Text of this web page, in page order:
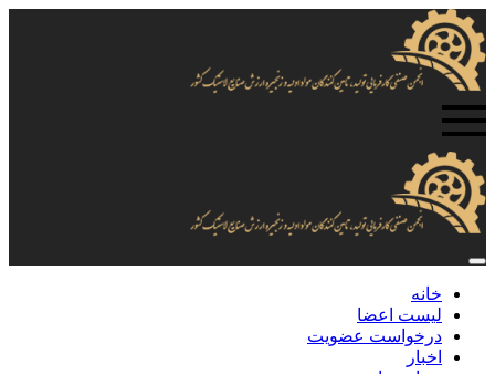
خانه
لیست اعضا
درخواست عضویت
اخبار